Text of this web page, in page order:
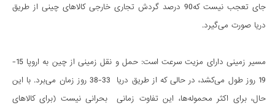
جای تعجب نیست که90 درصد گردش تجاری خارجی کالاهای چینی از طریق
دریا صورت می‌گیرد.
مسیر زمینی دارای مزیت سرعت است: حمل و نقل زمینی از چین به اروپا 15-
19 روز طول می‌کشد، در حالی که از طریق دریا 33-38 روز زمان می‌برد. با این
حال، برای اکثر محموله‌ها، این تفاوت زمانی بحرانی نیست (برای کالاهای